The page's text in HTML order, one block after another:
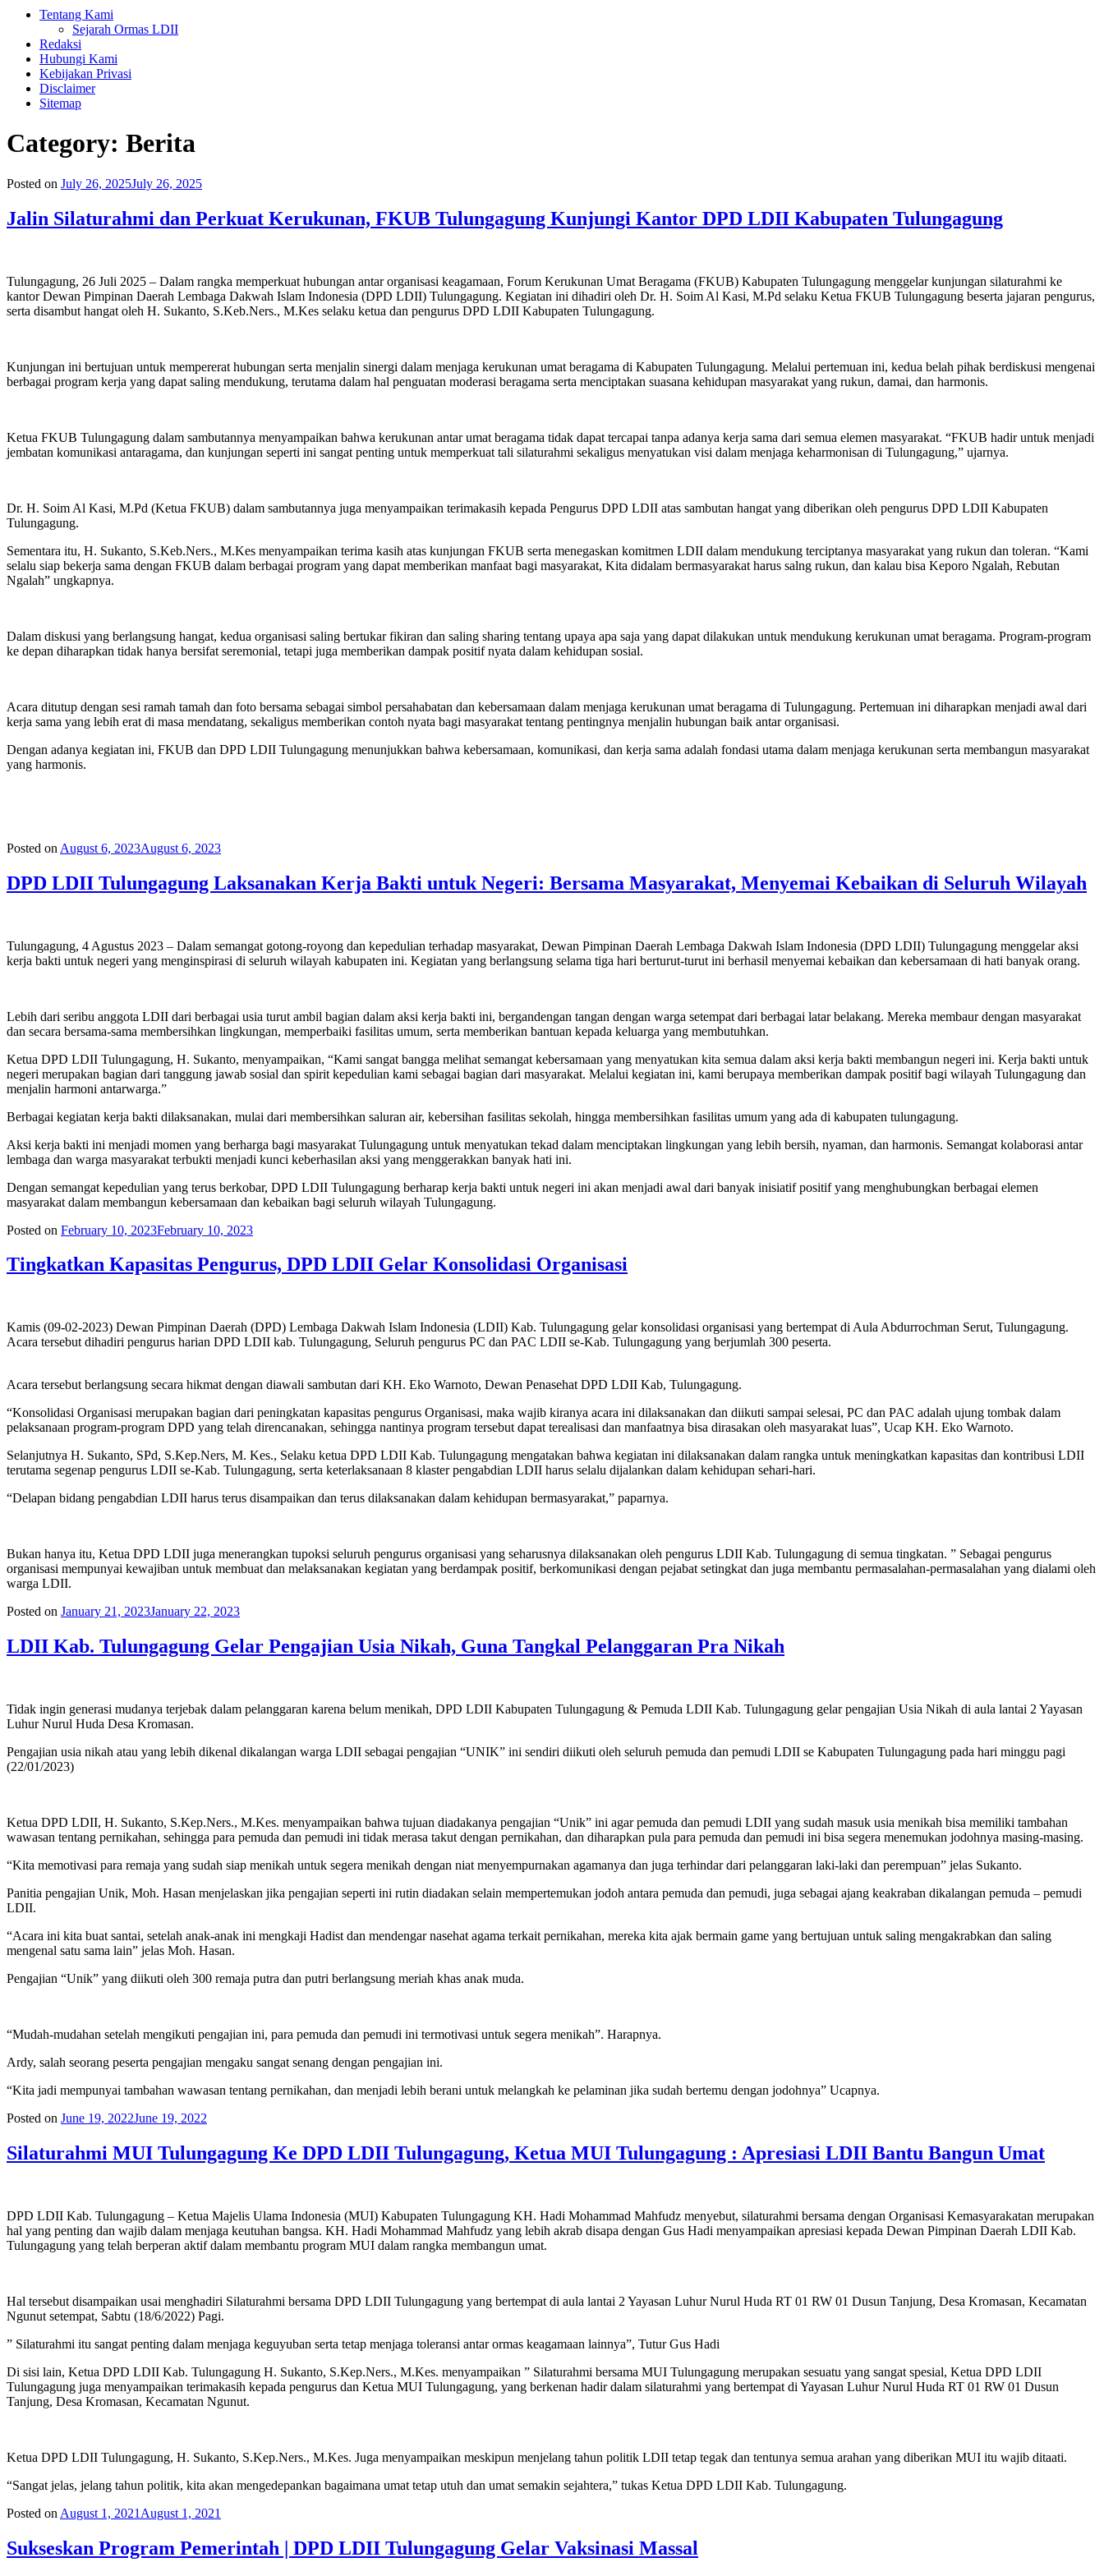
Tentang Kami
Sejarah Ormas LDII
Redaksi
Hubungi Kami
Kebijakan Privasi
Disclaimer
Sitemap
Category: Berita
Posted on July 26, 2025July 26, 2025
Jalin Silaturahmi dan Perkuat Kerukunan, FKUB Tulungagung Kunjungi Kantor DPD LDII Kabupaten Tulungagung
Tulungagung, 26 Juli 2025 – Dalam rangka memperkuat hubungan antar organisasi keagamaan, Forum Kerukunan Umat Beragama (FKUB) Kabupaten Tulungagung menggelar kunjungan silaturahmi ke
kantor Dewan Pimpinan Daerah Lembaga Dakwah Islam Indonesia (DPD LDII) Tulungagung. Kegiatan ini dihadiri oleh Dr. H. Soim Al Kasi, M.Pd selaku Ketua FKUB Tulungagung beserta jajaran pengurus,
serta disambut hangat oleh H. Sukanto, S.Keb.Ners., M.Kes selaku ketua dan pengurus DPD LDII Kabupaten Tulungagung.
Kunjungan ini bertujuan untuk mempererat hubungan serta menjalin sinergi dalam menjaga kerukunan umat beragama di Kabupaten Tulungagung. Melalui pertemuan ini, kedua belah pihak berdiskusi mengenai
berbagai program kerja yang dapat saling mendukung, terutama dalam hal penguatan moderasi beragama serta menciptakan suasana kehidupan masyarakat yang rukun, damai, dan harmonis.
Ketua FKUB Tulungagung dalam sambutannya menyampaikan bahwa kerukunan antar umat beragama tidak dapat tercapai tanpa adanya kerja sama dari semua elemen masyarakat. “FKUB hadir untuk menjadi
jembatan komunikasi antaragama, dan kunjungan seperti ini sangat penting untuk memperkuat tali silaturahmi sekaligus menyatukan visi dalam menjaga keharmonisan di Tulungagung,” ujarnya.
Dr. H. Soim Al Kasi, M.Pd (Ketua FKUB) dalam sambutannya juga menyampaikan terimakasih kepada Pengurus DPD LDII atas sambutan hangat yang diberikan oleh pengurus DPD LDII Kabupaten
Tulungagung.
Sementara itu, H. Sukanto, S.Keb.Ners., M.Kes menyampaikan terima kasih atas kunjungan FKUB serta menegaskan komitmen LDII dalam mendukung terciptanya masyarakat yang rukun dan toleran. “Kami
selalu siap bekerja sama dengan FKUB dalam berbagai program yang dapat memberikan manfaat bagi masyarakat, Kita didalam bermasyarakat harus salng rukun, dan kalau bisa Keporo Ngalah, Rebutan
Ngalah” ungkapnya.
Dalam diskusi yang berlangsung hangat, kedua organisasi saling bertukar fikiran dan saling sharing tentang upaya apa saja yang dapat dilakukan untuk mendukung kerukunan umat beragama. Program-program
ke depan diharapkan tidak hanya bersifat seremonial, tetapi juga memberikan dampak positif nyata dalam kehidupan sosial.
Acara ditutup dengan sesi ramah tamah dan foto bersama sebagai simbol persahabatan dan kebersamaan dalam menjaga kerukunan umat beragama di Tulungagung. Pertemuan ini diharapkan menjadi awal dari
kerja sama yang lebih erat di masa mendatang, sekaligus memberikan contoh nyata bagi masyarakat tentang pentingnya menjalin hubungan baik antar organisasi.
Dengan adanya kegiatan ini, FKUB dan DPD LDII Tulungagung menunjukkan bahwa kebersamaan, komunikasi, dan kerja sama adalah fondasi utama dalam menjaga kerukunan serta membangun masyarakat
yang harmonis.
Posted on August 6, 2023August 6, 2023
DPD LDII Tulungagung Laksanakan Kerja Bakti untuk Negeri: Bersama Masyarakat, Menyemai Kebaikan di Seluruh Wilayah
Tulungagung, 4 Agustus 2023 – Dalam semangat gotong-royong dan kepedulian terhadap masyarakat, Dewan Pimpinan Daerah Lembaga Dakwah Islam Indonesia (DPD LDII) Tulungagung menggelar aksi
kerja bakti untuk negeri yang menginspirasi di seluruh wilayah kabupaten ini. Kegiatan yang berlangsung selama tiga hari berturut-turut ini berhasil menyemai kebaikan dan kebersamaan di hati banyak orang.
Lebih dari seribu anggota LDII dari berbagai usia turut ambil bagian dalam aksi kerja bakti ini, bergandengan tangan dengan warga setempat dari berbagai latar belakang. Mereka membaur dengan masyarakat
dan secara bersama-sama membersihkan lingkungan, memperbaiki fasilitas umum, serta memberikan bantuan kepada keluarga yang membutuhkan.
Ketua DPD LDII Tulungagung, H. Sukanto, menyampaikan, “Kami sangat bangga melihat semangat kebersamaan yang menyatukan kita semua dalam aksi kerja bakti membangun negeri ini. Kerja bakti untuk
negeri merupakan bagian dari tanggung jawab sosial dan spirit kepedulian kami sebagai bagian dari masyarakat. Melalui kegiatan ini, kami berupaya memberikan dampak positif bagi wilayah Tulungagung dan
menjalin harmoni antarwarga.”
Berbagai kegiatan kerja bakti dilaksanakan, mulai dari membersihkan saluran air, kebersihan fasilitas sekolah, hingga membersihkan fasilitas umum yang ada di kabupaten tulungagung.
Aksi kerja bakti ini menjadi momen yang berharga bagi masyarakat Tulungagung untuk menyatukan tekad dalam menciptakan lingkungan yang lebih bersih, nyaman, dan harmonis. Semangat kolaborasi antar
lembaga dan warga masyarakat terbukti menjadi kunci keberhasilan aksi yang menggerakkan banyak hati ini.
Dengan semangat kepedulian yang terus berkobar, DPD LDII Tulungagung berharap kerja bakti untuk negeri ini akan menjadi awal dari banyak inisiatif positif yang menghubungkan berbagai elemen
masyarakat dalam membangun kebersamaan dan kebaikan bagi seluruh wilayah Tulungagung.
Posted on February 10, 2023February 10, 2023
Tingkatkan Kapasitas Pengurus, DPD LDII Gelar Konsolidasi Organisasi
Kamis (09-02-2023) Dewan Pimpinan Daerah (DPD) Lembaga Dakwah Islam Indonesia (LDII) Kab. Tulungagung gelar konsolidasi organisasi yang bertempat di Aula Abdurrochman Serut, Tulungagung.
Acara tersebut dihadiri pengurus harian DPD LDII kab. Tulungagung, Seluruh pengurus PC dan PAC LDII se-Kab. Tulungagung yang berjumlah 300 peserta.
Acara tersebut berlangsung secara hikmat dengan diawali sambutan dari KH. Eko Warnoto, Dewan Penasehat DPD LDII Kab, Tulungagung.
“Konsolidasi Organisasi merupakan bagian dari peningkatan kapasitas pengurus Organisasi, maka wajib kiranya acara ini dilaksanakan dan diikuti sampai selesai, PC dan PAC adalah ujung tombak dalam
pelaksanaan program-program DPD yang telah direncanakan, sehingga nantinya program tersebut dapat terealisasi dan manfaatnya bisa dirasakan oleh masyarakat luas”, Ucap KH. Eko Warnoto.
Selanjutnya H. Sukanto, SPd, S.Kep.Ners, M. Kes., Selaku ketua DPD LDII Kab. Tulungagung mengatakan bahwa kegiatan ini dilaksanakan dalam rangka untuk meningkatkan kapasitas dan kontribusi LDII
terutama segenap pengurus LDII se-Kab. Tulungagung, serta keterlaksanaan 8 klaster pengabdian LDII harus selalu dijalankan dalam kehidupan sehari-hari.
“Delapan bidang pengabdian LDII harus terus disampaikan dan terus dilaksanakan dalam kehidupan bermasyarakat,” paparnya.
Bukan hanya itu, Ketua DPD LDII juga menerangkan tupoksi seluruh pengurus organisasi yang seharusnya dilaksanakan oleh pengurus LDII Kab. Tulungagung di semua tingkatan. ” Sebagai pengurus
organisasi mempunyai kewajiban untuk membuat dan melaksanakan kegiatan yang berdampak positif, berkomunikasi dengan pejabat setingkat dan juga membantu permasalahan-permasalahan yang dialami oleh
warga LDII.
Posted on January 21, 2023January 22, 2023
LDII Kab. Tulungagung Gelar Pengajian Usia Nikah, Guna Tangkal Pelanggaran Pra Nikah
Tidak ingin generasi mudanya terjebak dalam pelanggaran karena belum menikah, DPD LDII Kabupaten Tulungagung & Pemuda LDII Kab. Tulungagung gelar pengajian Usia Nikah di aula lantai 2 Yayasan
Luhur Nurul Huda Desa Kromasan.
Pengajian usia nikah atau yang lebih dikenal dikalangan warga LDII sebagai pengajian “UNIK” ini sendiri diikuti oleh seluruh pemuda dan pemudi LDII se Kabupaten Tulungagung pada hari minggu pagi
(22/01/2023)
Ketua DPD LDII, H. Sukanto, S.Kep.Ners., M.Kes. menyampaikan bahwa tujuan diadakanya pengajian “Unik” ini agar pemuda dan pemudi LDII yang sudah masuk usia menikah bisa memiliki tambahan
wawasan tentang pernikahan, sehingga para pemuda dan pemudi ini tidak merasa takut dengan pernikahan, dan diharapkan pula para pemuda dan pemudi ini bisa segera menemukan jodohnya masing-masing.
“Kita memotivasi para remaja yang sudah siap menikah untuk segera menikah dengan niat menyempurnakan agamanya dan juga terhindar dari pelanggaran laki-laki dan perempuan” jelas Sukanto.
Panitia pengajian Unik, Moh. Hasan menjelaskan jika pengajian seperti ini rutin diadakan selain mempertemukan jodoh antara pemuda dan pemudi, juga sebagai ajang keakraban dikalangan pemuda – pemudi
LDII.
“Acara ini kita buat santai, setelah anak-anak ini mengkaji Hadist dan mendengar nasehat agama terkait pernikahan, mereka kita ajak bermain game yang bertujuan untuk saling mengakrabkan dan saling
mengenal satu sama lain” jelas Moh. Hasan.
Pengajian “Unik” yang diikuti oleh 300 remaja putra dan putri berlangsung meriah khas anak muda.
“Mudah-mudahan setelah mengikuti pengajian ini, para pemuda dan pemudi ini termotivasi untuk segera menikah”. Harapnya.
Ardy, salah seorang peserta pengajian mengaku sangat senang dengan pengajian ini.
“Kita jadi mempunyai tambahan wawasan tentang pernikahan, dan menjadi lebih berani untuk melangkah ke pelaminan jika sudah bertemu dengan jodohnya” Ucapnya.
Posted on June 19, 2022June 19, 2022
Silaturahmi MUI Tulungagung Ke DPD LDII Tulungagung, Ketua MUI Tulungagung : Apresiasi LDII Bantu Bangun Umat
DPD LDII Kab. Tulungagung – Ketua Majelis Ulama Indonesia (MUI) Kabupaten Tulungagung KH. Hadi Mohammad Mahfudz menyebut, silaturahmi bersama dengan Organisasi Kemasyarakatan merupakan
hal yang penting dan wajib dalam menjaga keutuhan bangsa. KH. Hadi Mohammad Mahfudz yang lebih akrab disapa dengan Gus Hadi menyampaikan apresiasi kepada Dewan Pimpinan Daerah LDII Kab.
Tulungagung yang telah berperan aktif dalam membantu program MUI dalam rangka membangun umat.
Hal tersebut disampaikan usai menghadiri Silaturahmi bersama DPD LDII Tulungagung yang bertempat di aula lantai 2 Yayasan Luhur Nurul Huda RT 01 RW 01 Dusun Tanjung, Desa Kromasan, Kecamatan
Ngunut setempat, Sabtu (18/6/2022) Pagi.
” Silaturahmi itu sangat penting dalam menjaga keguyuban serta tetap menjaga toleransi antar ormas keagamaan lainnya”, Tutur Gus Hadi
Di sisi lain, Ketua DPD LDII Kab. Tulungagung H. Sukanto, S.Kep.Ners., M.Kes. menyampaikan ” Silaturahmi bersama MUI Tulungagung merupakan sesuatu yang sangat spesial, Ketua DPD LDII
Tulungagung juga menyampaikan terimakasih kepada pengurus dan Ketua MUI Tulungagung, yang berkenan hadir dalam silaturahmi yang bertempat di Yayasan Luhur Nurul Huda RT 01 RW 01 Dusun
Tanjung, Desa Kromasan, Kecamatan Ngunut.
Ketua DPD LDII Tulungagung, H. Sukanto, S.Kep.Ners., M.Kes. Juga menyampaikan meskipun menjelang tahun politik LDII tetap tegak dan tentunya semua arahan yang diberikan MUI itu wajib ditaati.
“Sangat jelas, jelang tahun politik, kita akan mengedepankan bagaimana umat tetap utuh dan umat semakin sejahtera,” tukas Ketua DPD LDII Kab. Tulungagung.
Posted on August 1, 2021 August 1, 2021
Sukseskan Program Pemerintah | DPD LDII Tulungagung Gelar Vaksinasi Massal